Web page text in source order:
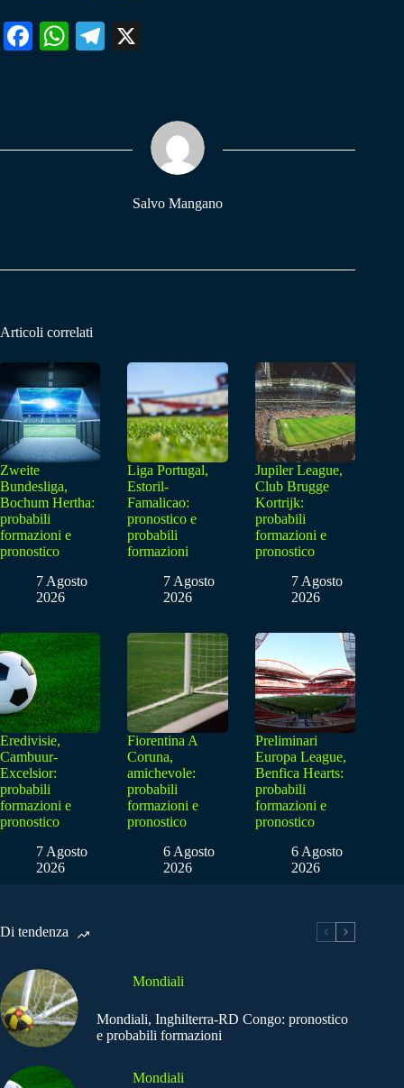
Fa W
pp
Te
m
Salvo Mangano
Articoli correlati
Zweite
Bundesliga,
Bochum Hertha:
probabili
formazioni e
pronostico
7 Agosto
2026
Liga Portugal,
Estoril-
Famalicao:
pronostico e
probabili
formazioni
7 Agosto
2026
Jupiler League,
Club Brugge
Kortrijk:
probabili
formazioni e
pronostico
7 Agosto
2026
Eredivisie,
Cambuur-
Excelsior:
probabili
formazioni e
pronostico
7 Agosto
2026
Fiorentina A
Coruna,
amichevole:
probabili
formazioni e
pronostico
6 Agosto
2026
Preliminari
Europa League,
Benfica Hearts:
probabili
formazioni e
pronostico
6 Agosto
2026
Di tendenza
Mondiali
Mondiali, Inghilterra-RD Congo: pronostico
e probabili formazioni
Mondiali